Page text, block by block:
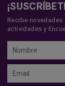
Recibe
actividades y
Nombre
Email